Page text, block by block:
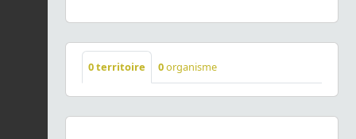
0territoire 0organisme